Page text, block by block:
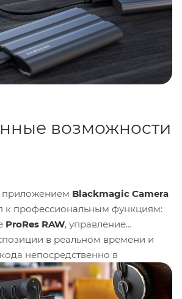
динамику.
возможности
приложением Blackmagic Camera
к профессиональным функциям:
ProRes RAW, управление
в реальном времени и
непосредственно в
iPhone в инструмент
обеспечивая качество,